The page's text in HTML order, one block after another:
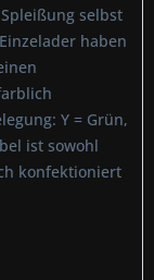
selbst
haben
Y = Grün,
ist sowohl
konfektioniert